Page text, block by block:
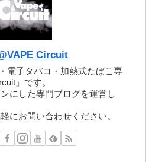
Circuit
電子タバコ・加熱式たばこ専
」です。
にした専門ブログを運営し
にお問い合わせください。